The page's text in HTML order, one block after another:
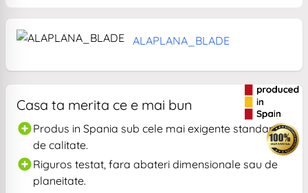
ALAPLANA_BLADE
Casa ta merita ce e mai bun
Produs in Spania sub cele mai exigente standarde
de calitate.
Riguros testat, fara abateri dimensionale sau de
planeitate.